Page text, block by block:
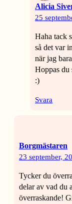
Alicia
25
Haha tack
så det var
när jag
Hoppas du
:)
Svara
Borgmästaren
23 september,
Tycker du
delar av vad du
överraskande!